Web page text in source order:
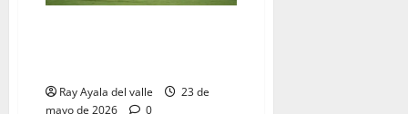
Ray Ayala del valle
23 de
mayo de 2026
0